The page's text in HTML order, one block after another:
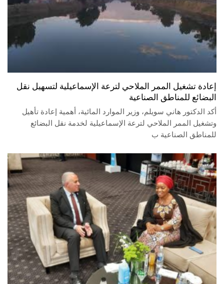
إعادة تشغيل الممر الملاحي لترعة الإسماعيلية لتسهيل نقل
البضائع للمناطق الصناعية
أكد الدكتور هاني سويلم، وزير الموارد المائية، أهمية إعادة تأهيل
وتشغيل الممر الملاحي لترعة الإسماعيلية لخدمة نقل البضائع
للمناطق الصناعية ب